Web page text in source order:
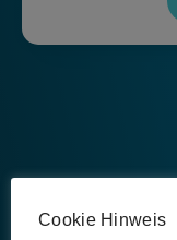
Cookie Hinweis